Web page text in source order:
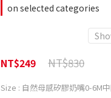
on selected categories
NT$249 NT$830
Size : 自然母感矽膠奶嘴0-6M